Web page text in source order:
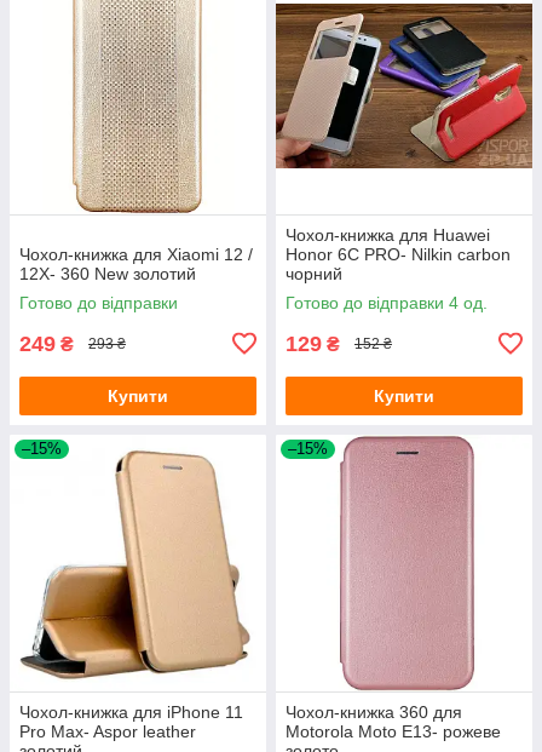
Чохол-книжка для Xiaomi 12 /
12X- 360 New золотий
Готово до відправки
249 ₴ 293 ₴
Купити
Чохол-книжка для Huawei
Honor 6C PRO- Nilkin carbon
чорний
Готово до відправки 4 од.
129 ₴ 152 ₴
Купити
–15%
Чохол-книжка для iPhone 11
Pro Max- Aspor leather
–15%
Чохол-книжка 360 для
Motorola Moto E13- рожеве